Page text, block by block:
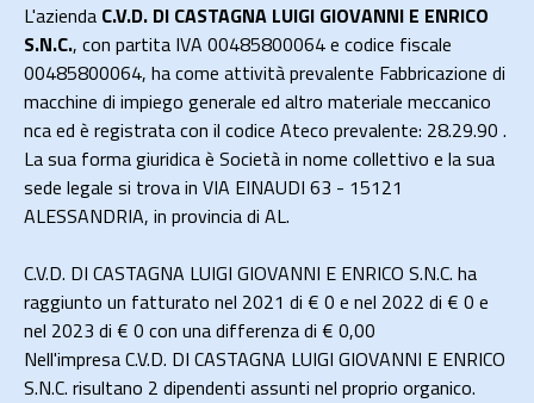
L'azienda C.V.D. DI CASTAGNA LUIGI GIOVANNI E ENRICO
S.N.C., con partita IVA 00485800064 e codice fiscale
00485800064, ha come attività prevalente Fabbricazione di
macchine di impiego generale ed altro materiale meccanico
nca ed è registrata con il codice Ateco prevalente: 28.29.90 .
La sua forma giuridica è Società in nome collettivo e la sua
sede legale si trova in VIA EINAUDI 63 - 15121
ALESSANDRIA, in provincia di AL.
C.V.D. DI CASTAGNA LUIGI GIOVANNI E ENRICO S.N.C. ha
raggiunto un fatturato nel 2021 di € 0 e nel 2022 di € 0 e
nel 2023 di € 0 con una differenza di € 0,00
Nell'impresa C.V.D. DI CASTAGNA LUIGI GIOVANNI E ENRICO
S.N.C. risultano 2 dipendenti assunti nel proprio organico.